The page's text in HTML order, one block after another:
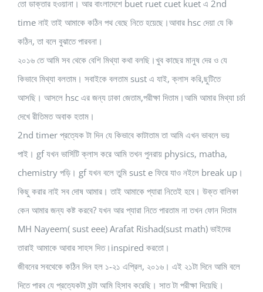
তো ডাক্তার হওয়ানা। আর বাংলাদেশে buet ruet cuet kuet এ 2nd
time নাই তাই আমাকে কঠিন পথ বেছে নিতে হয়েছে।আবার hsc দেয়া যে কি
কঠিন, তা বলে বুঝাতে পারবনা।
২০১৬ তে আমি সব থেকে বেশি মিথ্যা কথা বলছি।খুব কাছের মানুষ দের ও যে
কিভাবে মিথ্যা বলতাম। সবাইকে বলতাম sust এ যাই, ক্লাস করি,ছুটিতে
আসছি। আসলে hsc এর জন্য ঢাকা জেতাম,পরীক্ষা দিতাম।আমি আমার মিথ্যা চর্চা
দেখে রীতিমত অবাক হতাম।
2nd timer প্রত্যেক টা দিন যে কিভাবে কাটাতাম তা আমি এখন ভাবলে ভয়
পাই। gf যখন ভার্সিটি ক্লাস করে আমি তখন পুনরায় physics, matha,
chemistry পড়ি। gf যখন বলে তুমি sust e ফিরে যাও নইলে break up।
কিছু করার নাই সব দোষ আমার। তাই আমাকে প্যারা নিতেই হবে। উক্ত বালিকা
কেন আমার জন্য কষ্ট করবে? যখন আর প্যারা নিতে পারতাম না তখন ফোন দিতাম
MH Nayeem( sust eee) Arafat Rishad(sust math) ভাইদের
তারাই আমাকে আবার সাহস দিত।inspired করতো।
জীবনের সবথেকে কঠিন দিন হল ১-২১ এপ্রিল, ২০১৬। এই ২১টা দিনে আমি বলে
দিতে পারব যে প্রত্যেকটা ঘন্টা আমি হিসাব করেছি। সাত টা পরীক্ষা দিয়েছি।